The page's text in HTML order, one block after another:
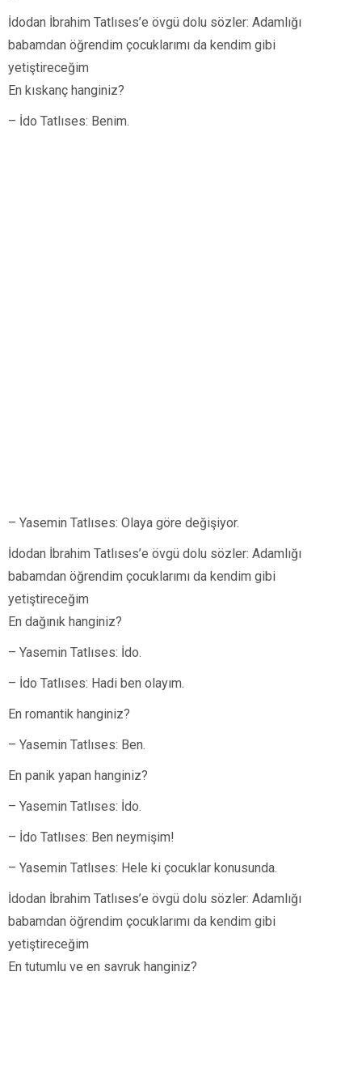
İdodan İbrahim Tatlıses’e övgü dolu sözler: Adamlığı
babamdan öğrendim çocuklarımı da kendim gibi
yetiştireceğim
En kıskanç hanginiz?
– İdo Tatlıses: Benim.
– Yasemin Tatlıses: Olaya göre değişiyor.
İdodan İbrahim Tatlıses’e övgü dolu sözler: Adamlığı
babamdan öğrendim çocuklarımı da kendim gibi
yetiştireceğim
En dağınık hanginiz?
– Yasemin Tatlıses: İdo.
– İdo Tatlıses: Hadi ben olayım.
En romantik hanginiz?
– Yasemin Tatlıses: Ben.
En panik yapan hanginiz?
– Yasemin Tatlıses: İdo.
– İdo Tatlıses: Ben neymişim!
– Yasemin Tatlıses: Hele ki çocuklar konusunda.
İdodan İbrahim Tatlıses’e övgü dolu sözler: Adamlığı
babamdan öğrendim çocuklarımı da kendim gibi
yetiştireceğim
En tutumlu ve en savruk hanginiz?